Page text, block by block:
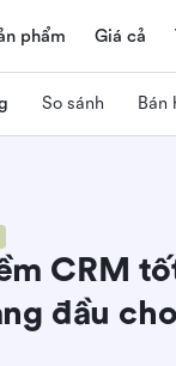
phẩm Giá cả
So sánh Bán
CRM
đầu